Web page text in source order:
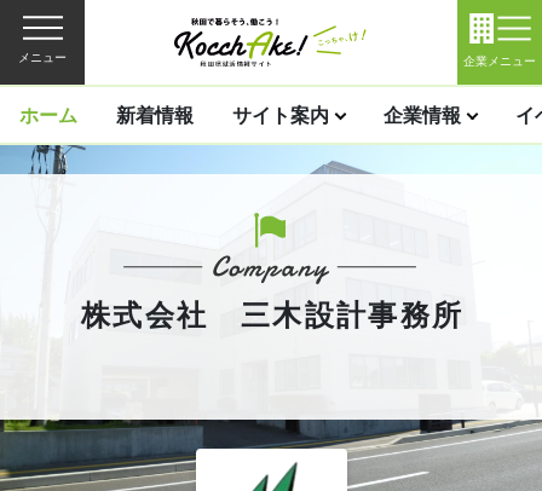
メニュー 企業メニュー
ホーム 新着情報 サイト案内 企業情報 イ
株式会社 三木設計事務所